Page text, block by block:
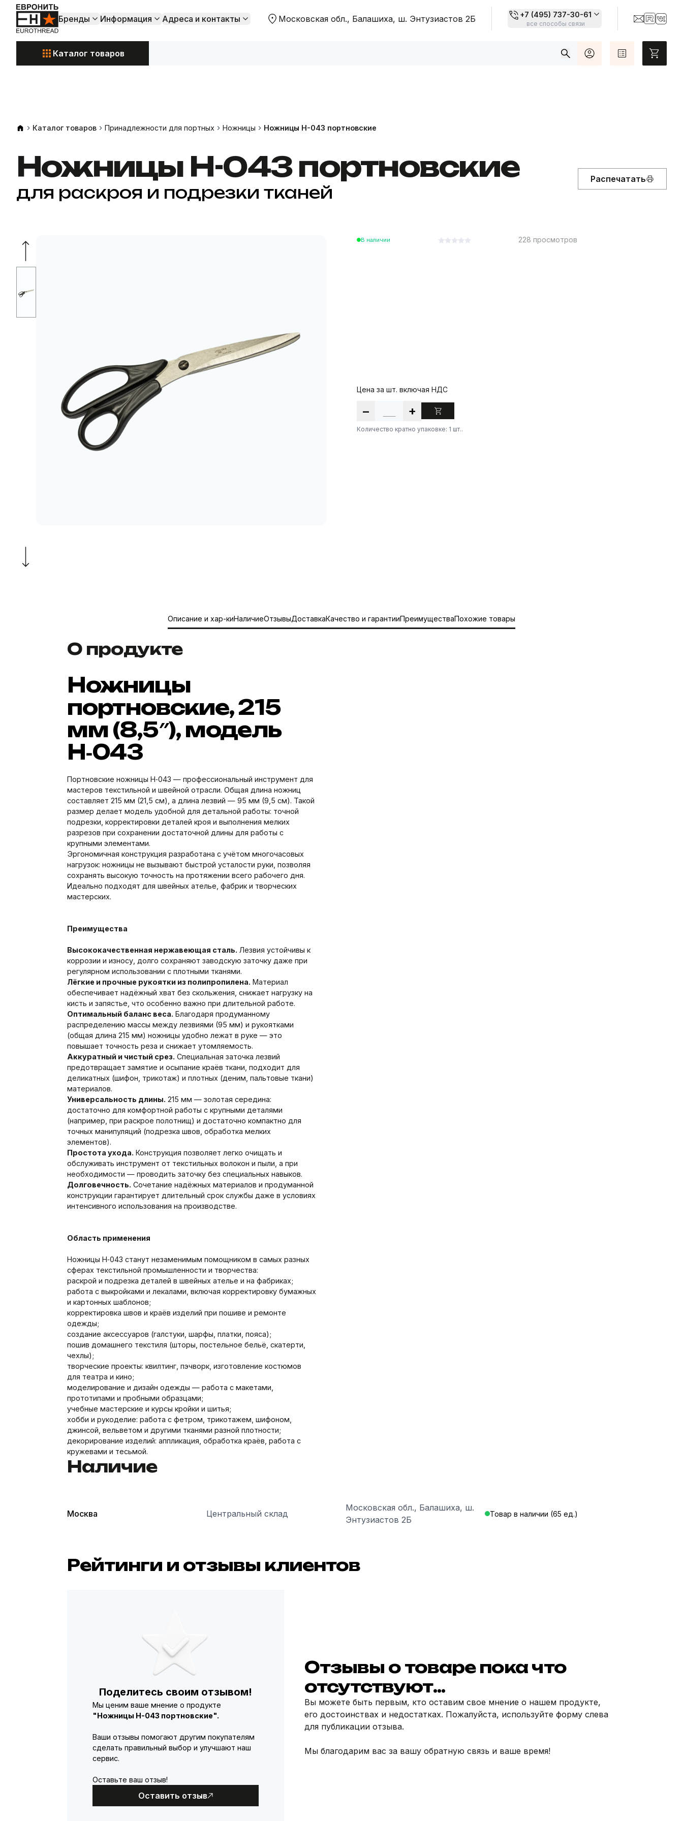
Бренды Информация Адреса и контакты Московская обл., Балашиха, ш. Энтузиастов 2Б +7 (495) 737-30-61
все способы связи
Каталог товаров
Каталог товаров Принадлежности для портных Ножницы Ножницы Н-043 портновские
Ножницы Н-043 портновские
для раскроя и подрезки тканей
Распечатать
В наличии 228 просмотров
Цена за шт. включая НДС
− +
Количество кратно упаковке: 1 шт..
Описание и хар-киНаличиеОтзывыДоставкаКачество и гарантииПреимуществаПохожие товары
О продукте
Ножницы
портновские, 215
мм (8,5″), модель
H‑043
Портновские ножницы H‑043 — профессиональный инструмент для
мастеров текстильной и швейной отрасли. Общая длина ножниц
составляет 215 мм (21,5 см), а длина лезвий — 95 мм (9,5 см). Такой
размер делает модель удобной для детальной работы: точной
подрезки, корректировки деталей кроя и выполнения мелких
разрезов при сохранении достаточной длины для работы с
крупными элементами.
Эргономичная конструкция разработана с учётом многочасовых
нагрузок: ножницы не вызывают быстрой усталости руки, позволяя
сохранять высокую точность на протяжении всего рабочего дня.
Идеально подходят для швейных ателье, фабрик и творческих
мастерских.
Преимущества
Высококачественная нержавеющая сталь. Лезвия устойчивы к
коррозии и износу, долго сохраняют заводскую заточку даже при
регулярном использовании с плотными тканями.
Лёгкие и прочные рукоятки из полипропилена. Материал
обеспечивает надёжный хват без скольжения, снижает нагрузку на
кисть и запястье, что особенно важно при длительной работе.
Оптимальный баланс веса. Благодаря продуманному
распределению массы между лезвиями (95 мм) и рукоятками
(общая длина 215 мм) ножницы удобно лежат в руке — это
повышает точность реза и снижает утомляемость.
Аккуратный и чистый срез. Специальная заточка лезвий
предотвращает замятие и осыпание краёв ткани, подходит для
деликатных (шифон, трикотаж) и плотных (деним, пальтовые ткани)
материалов.
Универсальность длины. 215 мм — золотая середина:
достаточно для комфортной работы с крупными деталями
(например, при раскрое полотнищ) и достаточно компактно для
точных манипуляций (подрезка швов, обработка мелких
элементов).
Простота ухода. Конструкция позволяет легко очищать и
обслуживать инструмент от текстильных волокон и пыли, а при
необходимости — проводить заточку без специальных навыков.
Долговечность. Сочетание надёжных материалов и продуманной
конструкции гарантирует длительный срок службы даже в условиях
интенсивного использования на производстве.
Область применения
Ножницы H‑043 станут незаменимым помощником в самых разных
сферах текстильной промышленности и творчества:
раскрой и подрезка деталей в швейных ателье и на фабриках;
работа с выкройками и лекалами, включая корректировку бумажных
и картонных шаблонов;
корректировка швов и краёв изделий при пошиве и ремонте
одежды;
создание аксессуаров (галстуки, шарфы, платки, пояса);
пошив домашнего текстиля (шторы, постельное бельё, скатерти,
чехлы);
творческие проекты: квилтинг, пэчворк, изготовление костюмов
для театра и кино;
моделирование и дизайн одежды — работа с макетами,
прототипами и пробными образцами;
учебные мастерские и курсы кройки и шитья;
хобби и рукоделие: работа с фетром, трикотажем, шифоном,
джинсой, вельветом и другими тканями разной плотности;
декорирование изделий: аппликация, обработка краёв, работа с
кружевами и тесьмой.
Наличие
Москва Центральный склад
Московская обл., Балашиха, ш.
Энтузиастов 2Б
Товар в наличии (65 ед.)
Рейтинги и отзывы клиентов
Поделитесь своим отзывом!
Мы ценим ваше мнение о продукте
"Ножницы Н-043 портновские".
Ваши отзывы помогают другим покупателям
сделать правильный выбор и улучшают наш
сервис.
Оставьте ваш отзыв!
Оставить отзыв
Отзывы о товаре пока что
отсутствуют...
Вы можете быть первым, кто оставим свое мнение о нашем продукте,
его достоинствах и недостатках. Пожалуйста, используйте форму слева
для публикации отзыва.
Мы благодарим вас за вашу обратную связь и ваше время!